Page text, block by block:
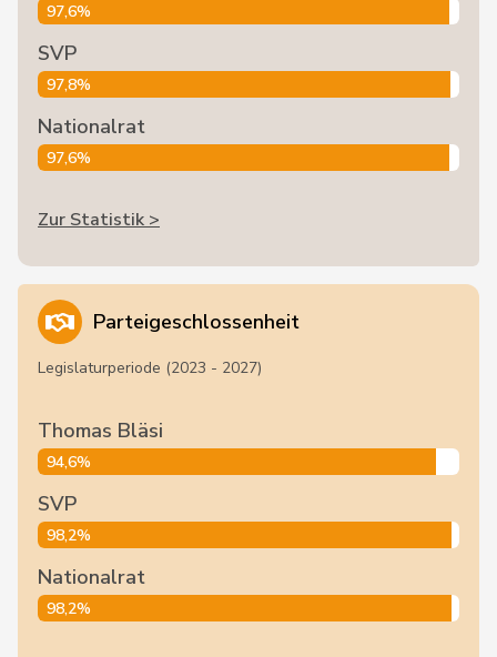
97,6%
SVP
97,8%
Nationalrat
97,6%
Zur Statistik >
Parteigeschlossenheit
Legislaturperiode (2023 - 2027)
Thomas Bläsi
94,6%
SVP
98,2%
Nationalrat
98,2%